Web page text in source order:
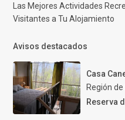
Las Mejores Actividades
Visitantes a Tu Alojamiento
Avisos destacados
Casa
Región
Reserva